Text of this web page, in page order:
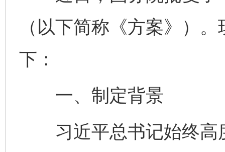
（以下简称《方案》）
下：
一、制定背景
习近平总书记始终高